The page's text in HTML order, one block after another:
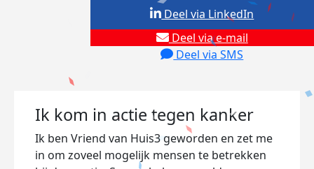
Deel via e-mail
Deel via SMS
Deel via LinkedIn
Ik kom in actie tegen kanker
Ik ben Vriend van Huis3 geworden en zet me
in om zoveel mogelijk mensen te betrekken